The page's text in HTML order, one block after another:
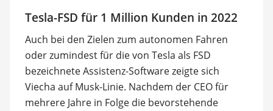
Tesla-FSD für 1 Million Kunden in 2022
Auch bei den Zielen zum autonomen Fahren
oder zumindest für die von Tesla als FSD
bezeichnete Assistenz-Software zeigte sich
Viecha auf Musk-Linie. Nachdem der CEO für
mehrere Jahre in Folge die bevorstehende